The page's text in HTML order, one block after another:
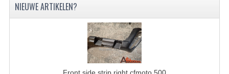
SHINERAY 200STIIE-B
SHINERAY 250 STXE
ACCESSOIRES
NIEUWE ARTIKELEN?